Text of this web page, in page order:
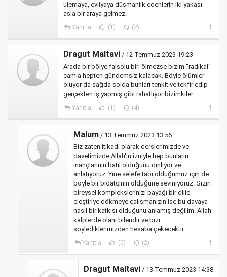
ulemaya, evliyaya düşmanlık edenlerin iki yakası
asla bir araya gelmez.
Yanıtla (1) (2)
Dragut Maltavi / 12 Temmuz 2023 19:23
Arada bir bölye falsolu biri ölmezse bizim "radikal"
camia hepten gündemsiz kalacak. Böyle ölümler
oluyor da sağda solda bunları tenkit ve tekfir edip
gerçekten iş yapmış gibi rahatlıyor bizimkiler
Yanıtla (1) (4)
Malum / 13 Temmuz 2023 13:56
Biz zaten itikadi olarak derslerimizde ve
davetimizde Allah'ın izniyle hep bunların
inançlarının batıl olduğunu dinliyor ve
anlatıyoruz. Yine selefe tabi olduğumuz için de
böyle bir bidatçinin öldüğüne seviniyoruz. Sizin
bireysel komplekslerinizi bayağı bir dille
eleştiriye dökmeye çalışmanızın ise bu davaya
nasıl bir katkısı olduğunu anlamış değilim. Allah
kalplerde olanı bilendir ve bizi
söylediklerimizden hesaba çekecektir.
Yanıtla (0) (2)
Dragut Maltavi / 13 Temmuz 2023 14:38